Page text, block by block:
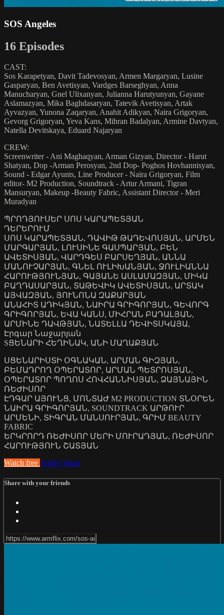
SOS Angeles
16 Episodes
CAST:
Sos Karapetyan, Davit Tadevosyan, Armen Margaryan, Lusine
Gasparyan, Ben Avetisyan, Vardges Barseghyan, Anna
Manucharyan, Gnel Ulixanyan, Julianna Harutyunyan, Gayane
Aslamazyan, Mika Baghdasaryan, Tatevik Avetisyan, Artak
Ayvazyan, Yunona Zaqaryan, Anahit Adikyan, Naira Grigoryan,
Gevorg Grigoryan, Yeva Kans, Mihran Badalyan, Armine Davtyan,
Natella Devitskaya, Eduard Najaryan
CREW:
Screenwriter - Ani Maghaqyan, Arman Gizyan, Director - Harut
Shatyan, Dop -Arman Perosyan, 2nd Dop- Poghos Hovhannisyan,
Sound - Edgar Ayunts, Line Producer - Naira Grigoryan, Film
editor- M2 Production, Soundtrack - Artur Armani, Tigran
Mansuryan, Makeup -Beauty Fabric, Assistant Director - Meri
Muradyan
ՊՐՈԴՅՈՒՍԵՐ ՍՈՍ ԿԱՐԱՊԵՏՅԱՆ
ԴԵՐԵՐՈՒՄ
ՍՈՍ ԿԱՐԱՊԵՏՅԱՆ, ԴԱՎԻԹ ԹԱԴԵՎՈՍՅԱՆ, ԱՐՄԵՆ
ՄԱՐԳԱՐՅԱՆ, ԼՈՒՍԻՆԵ ԳԱՍՊԱՐՅԱՆ, ԲԵՆ
ԱՎԵՏԻՍՅԱՆ, ՎԱՐԴԳԵՍ ԲԱՐՍԵՂՅԱՆ, ԱՆՆԱ
ՄԱՆՈՒՉԱՐՅԱՆ, ԳՆԵԼ ՈՒԼԻԽԱՆՅԱՆ, ՋՈՒԼԻԱՆՆԱ
ՀԱՐՈՒԹՅՈՒՆՅԱՆ, ԳԱՅԱՆԵ ԱՍԼԱՄԱԶՅԱՆ, ՄԻԿԱ
ԲԱՂԴԱՍԱՐՅԱՆ, ՏԱԹԵՎԻԿ ԱՎԵՏԻՍՅԱՆ, ԱՐՏԱԿ
ԱՅՎԱԶՅԱՆ, ՅՈՒՆՈՆԱ ԶԱՔԱՐՅԱՆ
ԱՆԱՀԻՏ ԱԴԻԿՅԱՆ, ՆԱԻՐԱ ԳՐԻԳՈՐՅԱՆ, ԳԵՎՈՐԳ
ԳՐԻԳՈՐՅԱՆ, ԵՎԱ ԿԱՆՍ, ՄԻՀՐԱՆ ԲԱԴԱԼՅԱՆ,
ԱՐՄԻՆԵ ԴԱՎԹՅԱՆ, ՆԱՏԵԼԼԱ ԴԵՎԻՏՍԿԱՅԱ,
Էրգար Նաջարյան
SՑԵՆԱՐԻ ՀԵՂԻՆԱԿ, ԱՆԻ ՄԱՂԱՔՅԱՆ
ՍՑԵՆԱՐԻՍՏԻ ՕԳՆԱԿԱՆ, ԱՐՄԱՆ ԳԻԶՅԱՆ,
ԲԵՄԱԴՐՈՂ ՕՊԵՐԱՏՈՐ, ԱՐՄԱՆ ՊԵՏՐՈՍՅԱՆ,
ՕՊԵՐԱՏՈՐ ՊՈՂՈՍ ՀՈՎՀԱՆՆԻՍՅԱՆ, ՁԱՅՆԱՅԻՆ
ՌԵԺԻՍՈՐ
ԷԴԳԱՐ ԱՅՈՒՆՑ, ՄՈՆՏԱԺ M2 PRODUCTION ՏՆՕՐԵՆ
ՆԱԻՐԱ ԳՐԻԳՈՐՅԱՆ, SOUNDTRACK ԱՐԹՈՒՐ
ԱՐՄԵՆԻ, ՏԻԳՐԱՆ ՄԱՆՍՈՒՐՅԱՆ, ԳՐԻՄ BEAUTY
FABRIC
ԵՐԿՐՈՐԴ ՌԵԺԻՍՈՐ ՄԵՐԻ ՄՈՒՐԱԴՅԱՆ, ՌԵԺԻՍՈՐ
ՀԱՐՈՒԹՅՈՒՆ ՇԱՏՅԱՆ
Watch free Trailer Share
Share with your friends